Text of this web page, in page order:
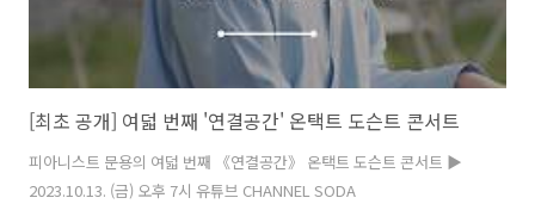
[최초 공개] 여덟 번째 '연결공간' 온택트 도슨트 콘서트
피아니스트 문용의 여덟 번째 《연결공간》 온택트 도슨트 콘서트 ▶️
2023.10.13. (금) 오후 7시 유튜브 CHANNEL SODA